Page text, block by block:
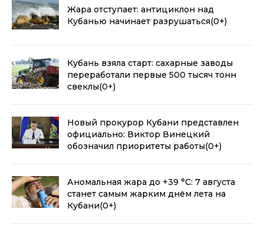
Жара отступает: антициклон над
Кубанью начинает разрушаться(0+)
Кубань взяла старт: сахарные заводы
переработали первые 500 тысяч тонн
свеклы(0+)
Новый прокурор Кубани представлен
официально: Виктор Винецкий
обозначил приоритеты работы(0+)
Аномальная жара до +39 °C: 7 августа
станет самым жарким днём лета на
Кубани(0+)